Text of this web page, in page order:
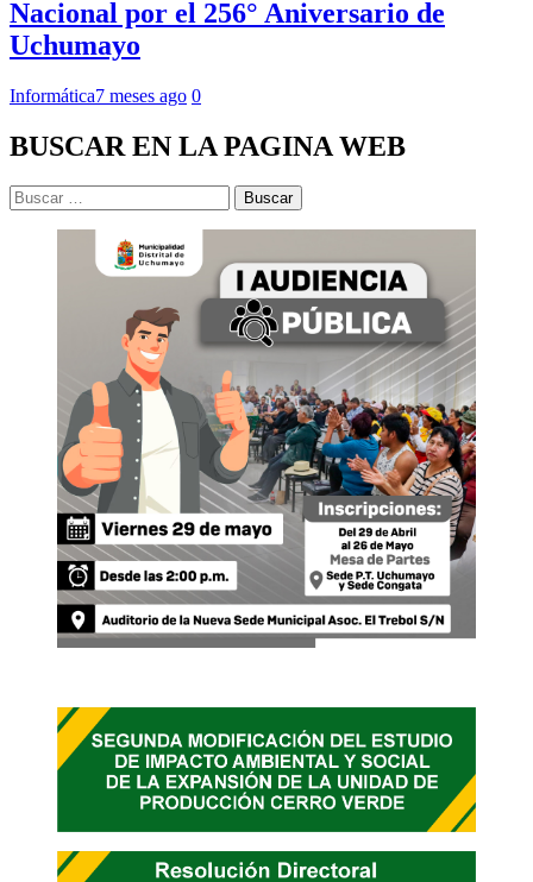
Nacional por el 256° Aniversario de
Uchumayo
Informática7 meses ago 0
BUSCAR EN LA PAGINA WEB
Buscar: